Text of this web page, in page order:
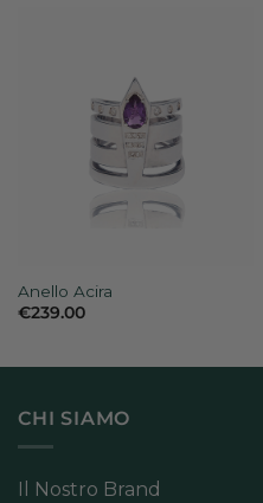
Anello Acira
€239.00
CHI SIAMO
Il Nostro Brand